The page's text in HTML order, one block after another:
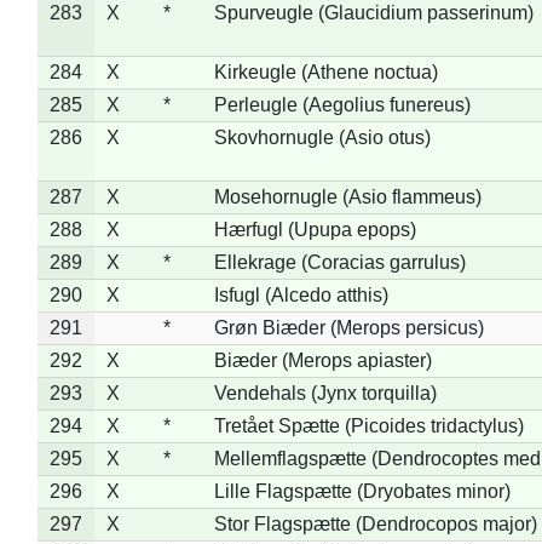
283
X * Spurveugle (Glaucidium passerinum)
284 X
Kirkeugle (Athene noctua)
285
X *
Perleugle (Aegolius funereus)
286
X Skovhornugle (Asio otus)
287 X
Mosehornugle (Asio flammeus)
288
X
Hærfugl (Upupa epops)
289
X *
Ellekrage (Coracias garrulus)
290
X
Isfugl (Alcedo atthis)
291
*
Grøn Biæder (Merops persicus)
292
X
Biæder (Merops apiaster)
293
X
Vendehals (Jynx torquilla)
294
X *
Tretået Spætte (Picoides tridactylus)
295
X *
Mellemflagspætte (Dendrocoptes
296
X
Lille Flagspætte (Dryobates minor)
297
X
Stor Flagspætte (Dendrocopos major)